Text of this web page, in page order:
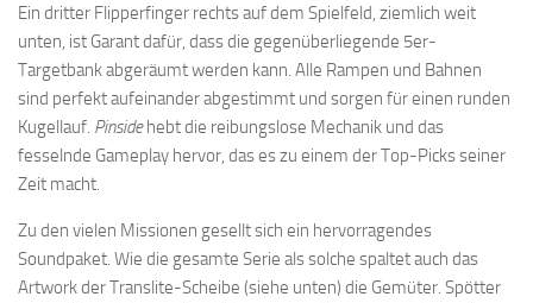
Ein dritter Flipperfinger rechts auf dem Spielfeld, ziemlich weit
unten, ist Garant dafür, dass die gegenüberliegende 5er-
Targetbank abgeräumt werden kann. Alle Rampen und Bahnen
sind perfekt aufeinander abgestimmt und sorgen für einen runden
Kugellauf. Pinsidehebt die reibungslose Mechanik und das
fesselnde Gameplay hervor, das es zu einem der Top-Picks seiner
Zeit macht.
Zu den vielen Missionen gesellt sich ein hervorragendes
Soundpaket. Wie die gesamte Serie als solche spaltet auch das
Artwork der Translite-Scheibe (siehe unten) die Gemüter. Spötter